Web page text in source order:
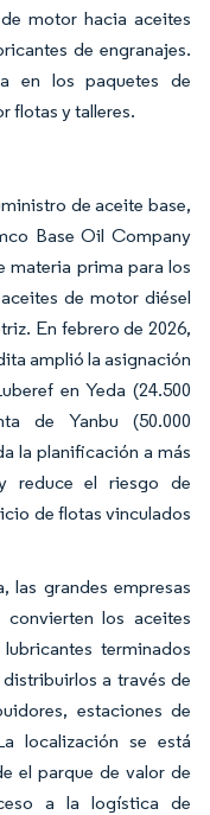
motor hacia aceites
de engranajes.
en los paquetes de
flotas y talleres.
de aceite base,
Base Oil Company
materia prima para los
de motor diésel
En febrero de 2026,
amplió la asignación
en Yeda (24.500
de Yanbu (50.000
la planificación a más
reduce el riesgo de
de flotas vinculados
las grandes empresas
los aceites
terminados
a través de
estaciones de
localización se está
el parque de valor de
a la logística de